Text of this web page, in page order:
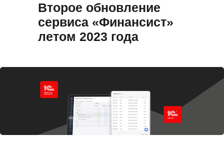
Второе обновление
сервиса «Финансист»
летом 2023 года